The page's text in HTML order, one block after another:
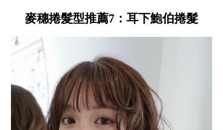
麥穗捲髮型推薦7：耳下鮑伯捲髮